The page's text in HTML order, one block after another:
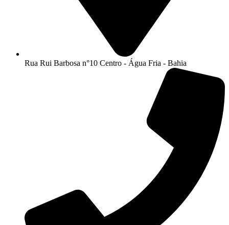
Rua Rui Barbosa n°10 Centro - Água Fria - Bahia